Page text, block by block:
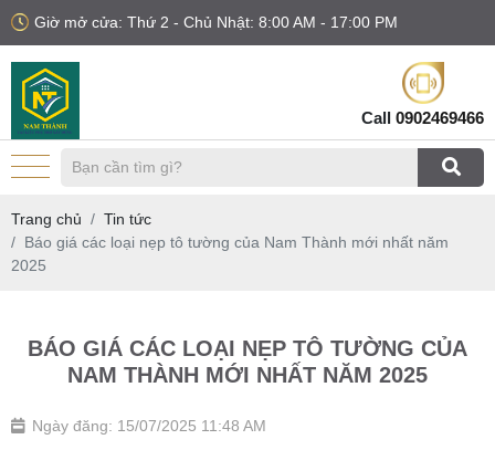
Giờ mở cửa: Thứ 2 - Chủ Nhật: 8:00 AM - 17:00 PM
Call 0902469466
Trang chủ
Tin tức
Báo giá các loại nẹp tô tường của Nam Thành mới nhất năm
2025
BÁO GIÁ CÁC LOẠI NẸP TÔ TƯỜNG CỦA
NAM THÀNH MỚI NHẤT NĂM 2025
Ngày đăng: 15/07/2025 11:48 AM